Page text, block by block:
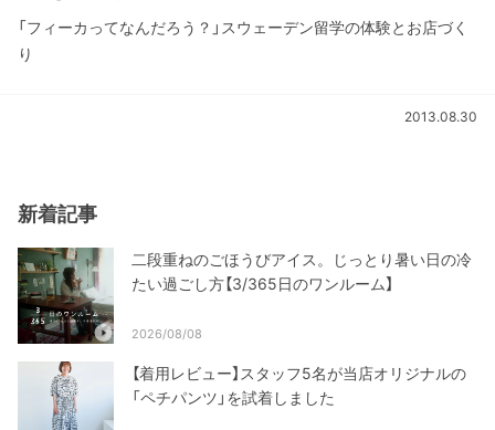
「フィーカってなんだろう？」スウェーデン留学の体験とお店づく
り
2013.08.30
新着記事
二段重ねのごほうびアイス。じっとり暑い日の冷
たい過ごし方【3/365日のワンルーム】
2026/08/08
【着用レビュー】スタッフ5名が当店オリジナルの
「ペチパンツ」を試着しました